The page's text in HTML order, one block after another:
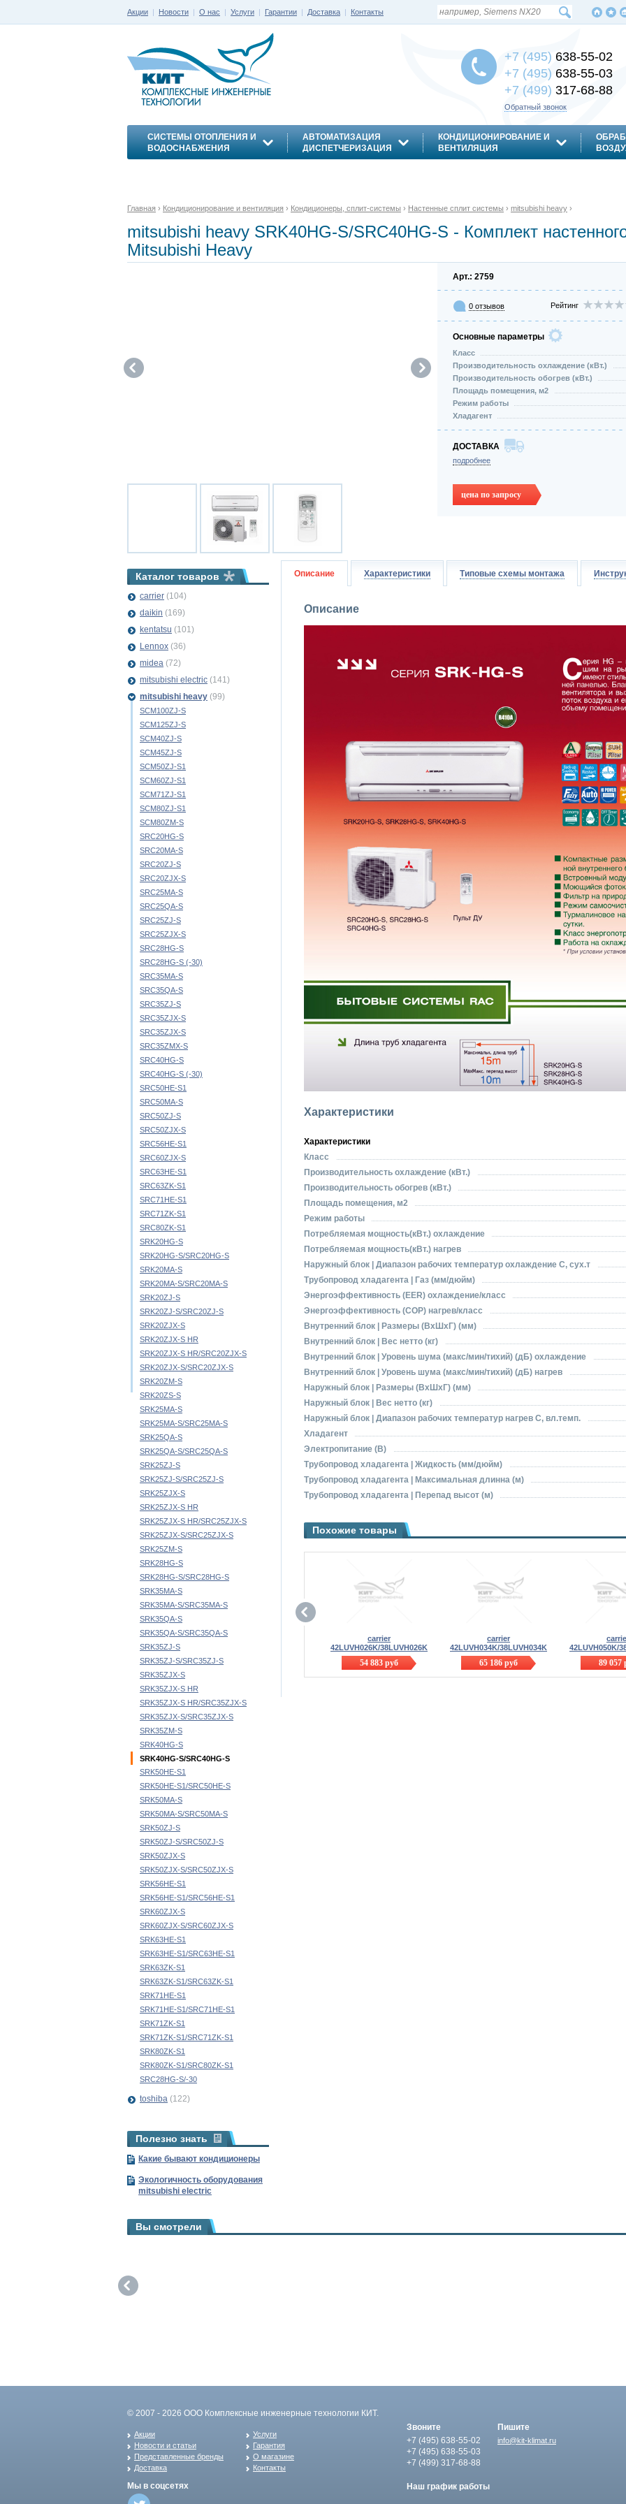
Акции | Новости | О нас | Услуги | Гарантии | Доставка | Контакты
+7 (495) 638-55-02
+7 (495) 638-55-03
+7 (499) 317-68-88
Обратный звонок
СИСТЕМЫ ОТОПЛЕНИЯ И
ВОДОСНАБЖЕНИЯ
АВТОМАТИЗАЦИЯ
ДИСПЕТЧЕРИЗАЦИЯ
КОНДИЦИОНИРОВАНИЕ И
ВЕНТИЛЯЦИЯ
Главная › Кондиционирование и вентиляция › Кондиционеры, сплит-системы › Настенные сплит системы › mitsubishi heavy ›
mitsubishi heavy SRK40HG-S/SRC40HG-S - Комплект
Mitsubishi Heavy
Арт.: 2759
0 отзывов Рейтинг
Основные параметры
Класс
Производительность охлаждение (кВт.)
Производительность обогрев (кВт.)
Площадь помещения, м2
Режим работы
Хладагент
ДОСТАВКА
подробнее
цена по запросу
Описание Характеристики Типовые схемы монтажа
Описание
Характеристики
Характеристики
Класс
Производительность охлаждение (кВт.)
Производительность обогрев (кВт.)
Площадь помещения, м2
Режим работы
Потребляемая мощность(кВт.) охлаждение
Потребляемая мощность(кВт.) нагрев
Наружный блок | Диапазон рабочих температур охлаждение С, сух.т
Трубопровод хладагента | Газ (мм/дюйм)
Энергоэффективность (EЕR) охлаждение/класс
Энергоэффективность (СОР) нагрев/класс
Внутренний блок | Размеры (ВхШхГ) (мм)
Внутренний блок | Вес нетто (кг)
Внутренний блок | Уровень шума (макс/мин/тихий) (дБ) охлаждение
Внутренний блок | Уровень шума (макс/мин/тихий) (дБ) нагрев
Наружный блок | Размеры (ВхШхГ) (мм)
Наружный блок | Вес нетто (кг)
Наружный блок | Диапазон рабочих температур нагрев С, вл.темп.
Хладагент
Электропитание (В)
Трубопровод хладагента | Жидкость (мм/дюйм)
Трубопровод хладагента | Максимальная длинна (м)
Трубопровод хладагента | Перепад высот (м)
Похожие товары
carrier
42LUVH026K/38LUVH026K
54 883 руб
carrier
42LUVH034K/38LUVH034K
65 186 руб
42LUVH050K/
89 057
Каталог товаров
carrier (104)
daikin (169)
kentatsu (101)
Lennox (36)
midea (72)
mitsubishi electric (141)
mitsubishi heavy (99)
SCM100ZJ-S
SCM125ZJ-S
SCM40ZJ-S
SCM45ZJ-S
SCM50ZJ-S1
SCM60ZJ-S1
SCM71ZJ-S1
SCM80ZJ-S1
SCM80ZM-S
SRC20HG-S
SRC20MA-S
SRC20ZJ-S
SRC20ZJX-S
SRC25MA-S
SRC25QA-S
SRC25ZJ-S
SRC25ZJX-S
SRC28HG-S
SRC28HG-S (-30)
SRC35MA-S
SRC35QA-S
SRC35ZJ-S
SRC35ZJX-S
SRC35ZJX-S
SRC35ZMX-S
SRC40HG-S
SRC40HG-S (-30)
SRC50HE-S1
SRC50MA-S
SRC50ZJ-S
SRC50ZJX-S
SRC56HE-S1
SRC60ZJX-S
SRC63HE-S1
SRC63ZK-S1
SRC71HE-S1
SRC71ZK-S1
SRC80ZK-S1
SRK20HG-S
SRK20HG-S/SRC20HG-S
SRK20MA-S
SRK20MA-S/SRC20MA-S
SRK20ZJ-S
SRK20ZJ-S/SRC20ZJ-S
SRK20ZJX-S
SRK20ZJX-S HR
SRK20ZJX-S HR/SRC20ZJX-S
SRK20ZJX-S/SRC20ZJX-S
SRK20ZM-S
SRK20ZS-S
SRK25MA-S
SRK25MA-S/SRC25MA-S
SRK25QA-S
SRK25QA-S/SRC25QA-S
SRK25ZJ-S
SRK25ZJ-S/SRC25ZJ-S
SRK25ZJX-S
SRK25ZJX-S HR
SRK25ZJX-S HR/SRC25ZJX-S
SRK25ZJX-S/SRC25ZJX-S
SRK25ZM-S
SRK28HG-S
SRK28HG-S/SRC28HG-S
SRK35MA-S
SRK35MA-S/SRC35MA-S
SRK35QA-S
SRK35QA-S/SRC35QA-S
SRK35ZJ-S
SRK35ZJ-S/SRC35ZJ-S
SRK35ZJX-S
SRK35ZJX-S HR
SRK35ZJX-S HR/SRC35ZJX-S
SRK35ZJX-S/SRC35ZJX-S
SRK35ZM-S
SRK40HG-S
SRK40HG-S/SRC40HG-S
SRK50HE-S1
SRK50HE-S1/SRC50HE-S
SRK50MA-S
SRK50MA-S/SRC50MA-S
SRK50ZJ-S
SRK50ZJ-S/SRC50ZJ-S
SRK50ZJX-S
SRK50ZJX-S/SRC50ZJX-S
SRK56HE-S1
SRK56HE-S1/SRC56HE-S1
SRK60ZJX-S
SRK60ZJX-S/SRC60ZJX-S
SRK63HE-S1
SRK63HE-S1/SRC63HE-S1
SRK63ZK-S1
SRK63ZK-S1/SRC63ZK-S1
SRK71HE-S1
SRK71HE-S1/SRC71HE-S1
SRK71ZK-S1
SRK71ZK-S1/SRC71ZK-S1
SRK80ZK-S1
SRK80ZK-S1/SRC80ZK-S1
SRС28HG-S/-30
toshiba (122)
Полезно знать
Какие бывают кондиционеры
Экологичность оборудования
mitsubishi electric
Вы смотрели
© 2007 - 2026 ООО Комплексные инженерные технологии КИТ.
Акции
Новости и статьи
Представленные бренды
Доставка
Услуги
Гарантия
О магазине
Контакты
Мы в соцсетях
Звоните
+7 (495) 638-55-02
+7 (495) 638-55-03
+7 (499) 317-68-88
Пишите
info@kit-klimat.ru
Наш график работы